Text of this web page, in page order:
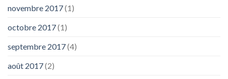
novembre 2017(1)
octobre 2017(1)
septembre 2017(4)
août 2017(2)